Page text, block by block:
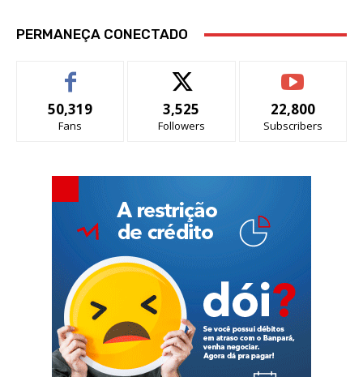
PERMANEÇA CONECTADO
50,319
Fans
3,525
Followers
22,800
Subscribers